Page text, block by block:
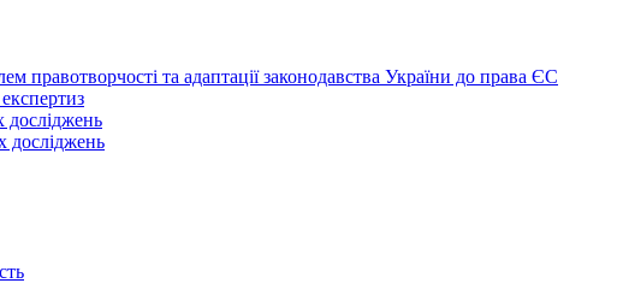
правотворчості та адаптації законодавства України до права ЄС
досліджень
досліджень